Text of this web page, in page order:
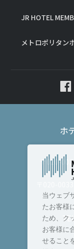
JR HOTEL
メトロポリタン
ホ
〒020-
当ウェブ
たお客様
ため、ク
お客様に
せること